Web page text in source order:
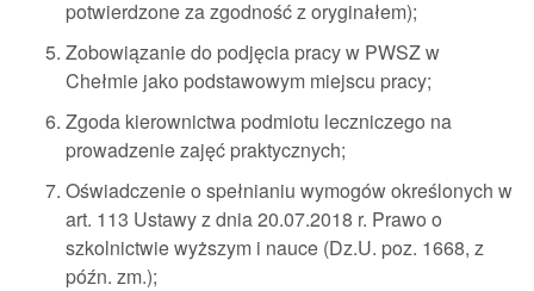
potwierdzone za zgodność z oryginałem);
Zobowiązanie do podjęcia pracy w PWSZ w
Chełmie jako podstawowym miejscu pracy;
Zgoda kierownictwa podmiotu leczniczego na
prowadzenie zajęć praktycznych;
Oświadczenie o spełnianiu wymogów określonych w
art. 113 Ustawy z dnia 20.07.2018 r. Prawo o
szkolnictwie wyższym i nauce (Dz.U. poz. 1668, z
późn. zm.);